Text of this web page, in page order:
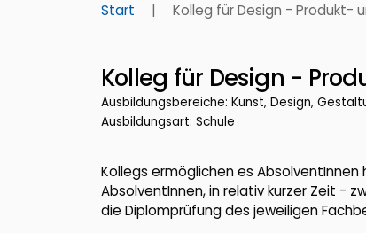
Start | Kolleg für Design - Produkt-
Kolleg für Design -
Ausbildungsbereiche: Kunst, Design,
Ausbildungsart: Schule
Kollegs ermöglichen es
AbsolventInnen, in relativ kurzer Zeit -
die Diplomprüfung des jeweiligen